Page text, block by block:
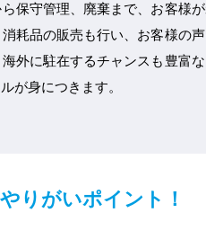
保守管理、廃棄まで、お客様
耗品の販売も行い、お客様の
外に駐在するチャンスも豊富
が身につきます。
りがいポイント！